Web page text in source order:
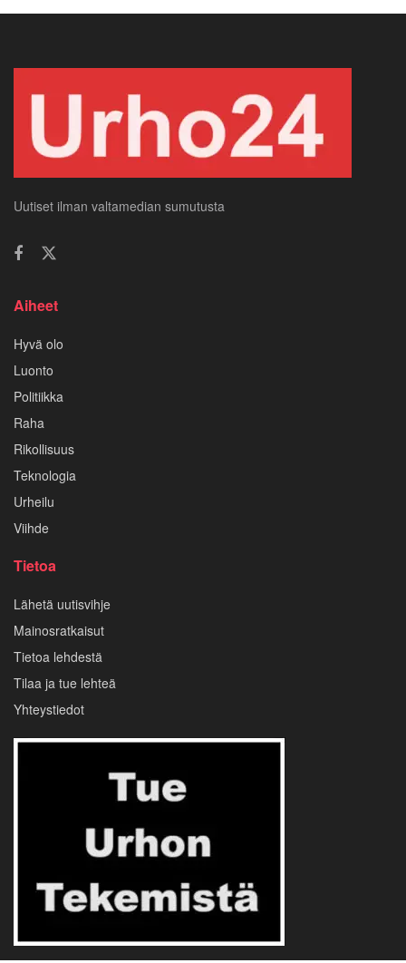
Uutiset ilman valtamedian sumutusta
Aiheet
Hyvä olo
Luonto
Politiikka
Raha
Rikollisuus
Teknologia
Urheilu
Viihde
Tietoa
Lähetä uutisvihje
Mainosratkaisut
Tietoa lehdestä
Tilaa ja tue lehteä
Yhteystiedot